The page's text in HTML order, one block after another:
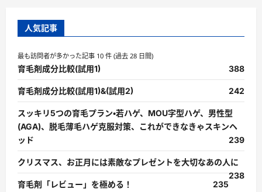
人気記事
最も訪問者が多かった記事 10 件 (過去 28 日間)
育毛剤成分比較(試用1) 388
育毛剤成分比較(試用1)&(試用2) 242
スッキリ5つの育毛プラン・若ハゲ、MOU字型ハゲ、男性型
(AGA)、脱毛薄毛ハゲ克服対策、これができなきゃスキンヘ
ッド
239
クリスマス、お正月には素敵なプレゼントを大切なあの人に
238
育毛剤「レビュー」を極める！
235